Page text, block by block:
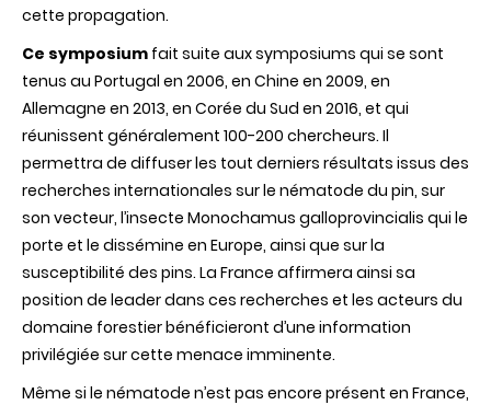
cette propagation.
Ce symposium fait suite aux symposiums qui se sont
tenus au Portugal en 2006, en Chine en 2009, en
Allemagne en 2013, en Corée du Sud en 2016, et qui
réunissent généralement 100-200 chercheurs. Il
permettra de diffuser les tout derniers résultats issus des
recherches internationales sur le nématode du pin, sur
son vecteur, l’insecte Monochamus galloprovincialis qui le
porte et le dissémine en Europe, ainsi que sur la
susceptibilité des pins. La France affirmera ainsi sa
position de leader dans ces recherches et les acteurs du
domaine forestier bénéficieront d’une information
privilégiée sur cette menace imminente.
Même si le nématode n’est pas encore présent en France,